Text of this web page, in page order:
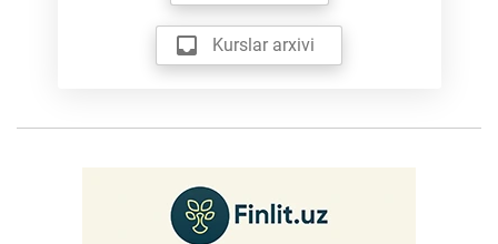
Kurslar arxivi